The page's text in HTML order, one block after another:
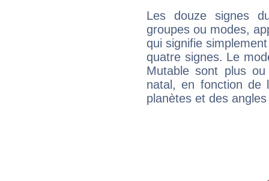
Les douze signes
groupes ou modes,
qui signifie
quatre signes. Le
Mutable sont plus
natal, en fonction de
planètes et des